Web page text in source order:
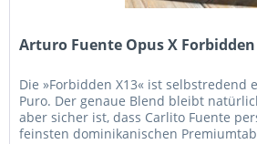
Arturo Fuente Opus X
Die »Forbidden X13« ist selbstredend
Puro. Der genaue Blend bleibt
aber sicher ist, dass Carlito Fuente
feinsten dominikanischen